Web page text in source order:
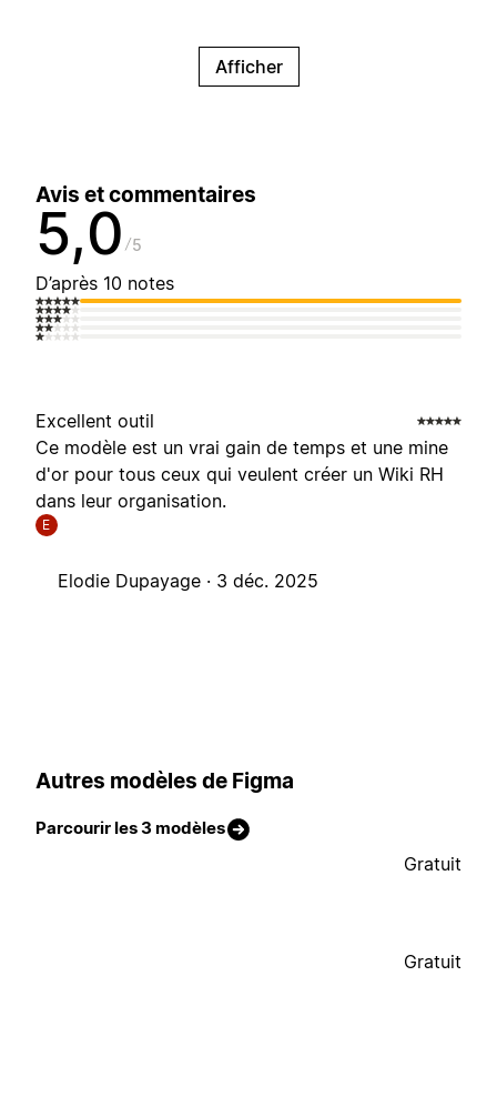
Afficher
Avis et commentaires
5,0 5
D’après 10 notes
Excellent outil
Ce modèle est un vrai gain de temps et une mine
d'or pour tous ceux qui veulent créer un Wiki RH
dans leur organisation.
E
Elodie Dupayage · 3 déc. 2025
Autres modèles de Figma
Parcourir les 3 modèles
Gratuit
Gratuit